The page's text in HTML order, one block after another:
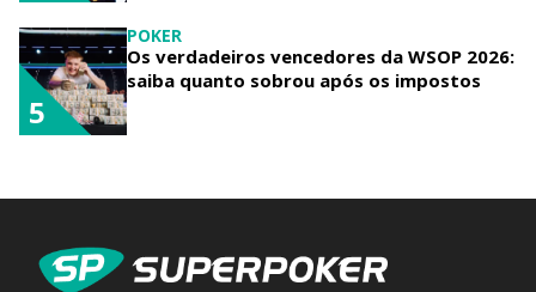
POKER
Os verdadeiros vencedores da WSOP 2026:
saiba quanto sobrou após os impostos
5